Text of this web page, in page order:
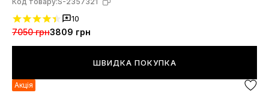
10
7050 грн3809 грн
ШВИДКА ПОКУПКА
Акція